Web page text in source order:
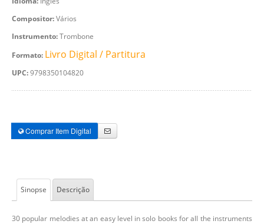
Compositor:Vários
Instrumento:Trombone
Formato: Livro Digital / Partitura
UPC:9798350104820
Comprar Item Digital
Sinopse Descrição
30 popular melodies at an easy level in solo books for all the instruments